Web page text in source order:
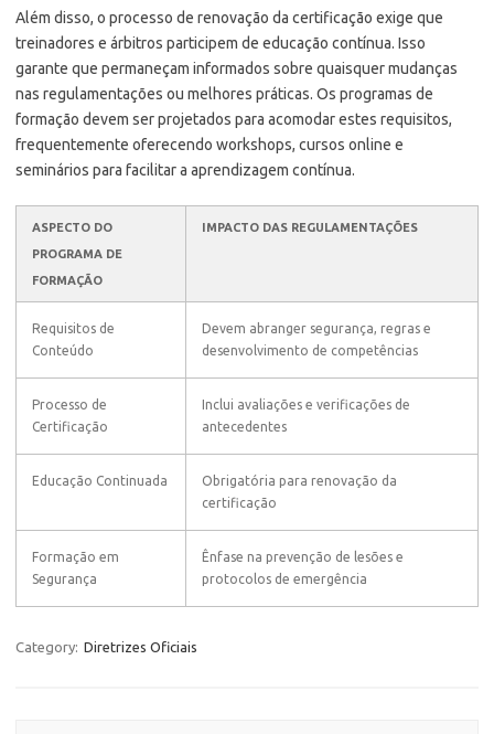
Além disso, o processo de renovação da certificação exige que
treinadores e árbitros participem de educação contínua. Isso
garante que permaneçam informados sobre quaisquer mudanças
nas regulamentações ou melhores práticas. Os programas de
formação devem ser projetados para acomodar estes requisitos,
frequentemente oferecendo workshops, cursos online e
seminários para facilitar a aprendizagem contínua.
ASPECTO DO
PROGRAMA DE
FORMAÇÃO
IMPACTO DAS REGULAMENTAÇÕES
Requisitos de
Conteúdo
Devem abranger segurança, regras e
desenvolvimento de competências
Processo de
Certificação
Inclui avaliações e verificações de
antecedentes
Educação Continuada
Obrigatória para renovação da
certificação
Formação em
Segurança
Ênfase na prevenção de lesões e
protocolos de emergência
Category: Diretrizes Oficiais